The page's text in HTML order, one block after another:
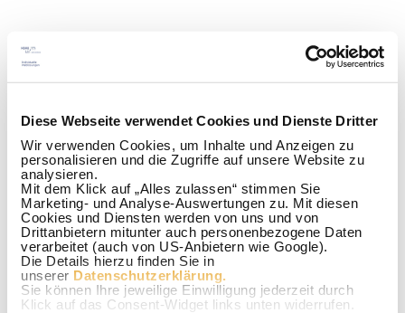
Diese Webseite verwendet Cookies und Dienste Dritter
Wir verwenden Cookies, um Inhalte und Anzeigen zu
personalisieren und die Zugriffe auf unsere Website zu
analysieren.
Mit dem Klick auf „Alles zulassen“ stimmen Sie
Marketing- und Analyse-Auswertungen zu. Mit diesen
Cookies und Diensten werden von uns und von
Drittanbietern mitunter auch personenbezogene Daten
verarbeitet (auch von US-Anbietern wie Google).
Die Details hierzu finden Sie in
unserer Datenschutzerklärung.
Sie können Ihre jeweilige Einwilligung jederzeit durch
Klick auf das Consent-Widget links unten widerrufen.
02158-4096110
individuell, kreativ, sicher